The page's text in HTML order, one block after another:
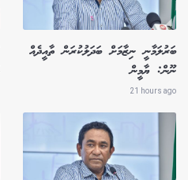
ބަރުލަމާނީ ނިޒާމަށް ބަދަލުކުރަން ތާއީދެއް
ނޫން: ޔާމީން
21 hours ago